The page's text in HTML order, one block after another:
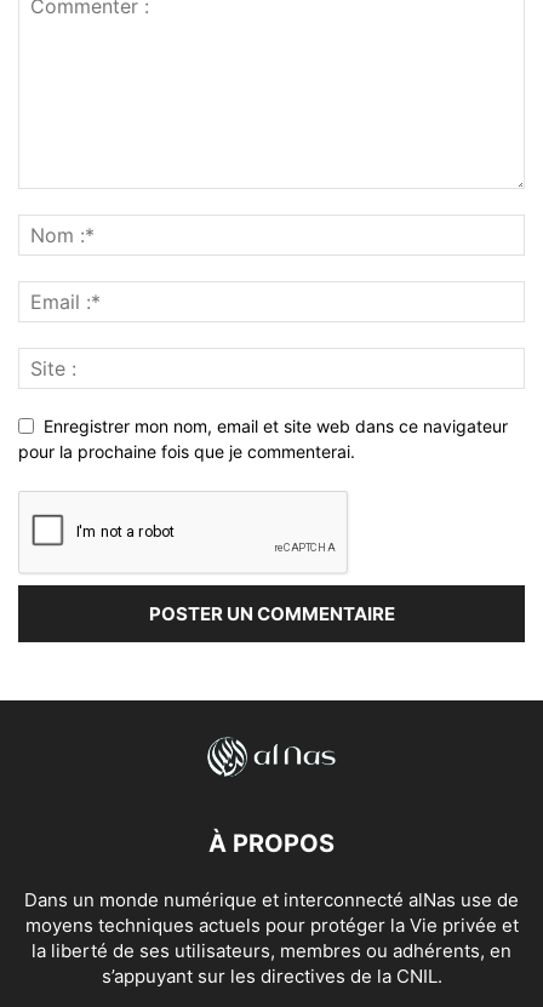
Enregistrer mon nom, email et site web dans ce navigateur
pour la prochaine fois que je commenterai.
À PROPOS
Dans un monde numérique et interconnecté alNas use de
moyens techniques actuels pour protéger la Vie privée et
la liberté de ses utilisateurs, membres ou adhérents, en
s’appuyant sur les directives de la CNIL.